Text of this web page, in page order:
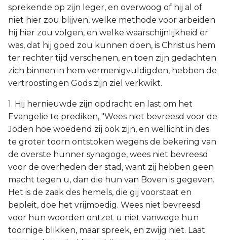
sprekende op zijn leger, en overwoog of hij al of
niet hier zou blijven, welke methode voor arbeiden
hij hier zou volgen, en welke waarschijnlijkheid er
was, dat hij goed zou kunnen doen, is Christus hem
ter rechter tijd verschenen, en toen zijn gedachten
zich binnen in hem vermenigvuldigden, hebben de
vertroostingen Gods zijn ziel verkwikt.
1. Hij hernieuwde zijn opdracht en last om het
Evangelie te prediken, "Wees niet bevreesd voor de
Joden hoe woedend zij ook zijn, en wellicht in des
te groter toorn ontstoken wegens de bekering van
de overste hunner synagoge, wees niet bevreesd
voor de overheden der stad, want zij hebben geen
macht tegen u, dan die hun van Boven is gegeven.
Het is de zaak des hemels, die gij voorstaat en
bepleit, doe het vrijmoedig. Wees niet bevreesd
voor hun woorden ontzet u niet vanwege hun
toornige blikken, maar spreek, en zwijg niet. Laat